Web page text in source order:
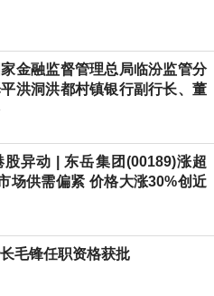
金融监督管理总局临汾监管分
洪洞洪都村镇银行副行长、董
异动 | 东岳集团(00189)涨超
场供需偏紧 价格大涨30%创近
毛锋任职资格获批